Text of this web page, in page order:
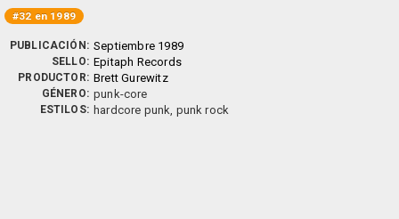
#32 en 1989
PUBLICACIÓN: Septiembre 1989
SELLO: Epitaph Records
PRODUCTOR: Brett Gurewitz
GÉNERO: punk-core
ESTILOS: hardcore punk, punk rock